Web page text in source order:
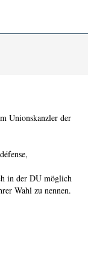
Unionskanzler der
in der DU möglich
Wahl zu nennen.